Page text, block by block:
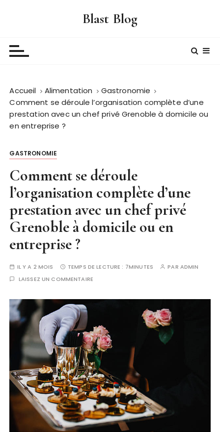
Blast Blog
Accueil Alimentation
Gastronomie
Comment se déroule l’organisation complète d’une
prestation avec un chef privé Grenoble à domicile ou
en entreprise ?
GASTRONOMIE
Comment se déroule
l’organisation complète d’une
prestation avec un chef privé
Grenoble à domicile ou en
entreprise ?
IL Y A 2 MOIS TEMPS DE LECTURE : 7MINUTES PAR ADMIN
LAISSEZ UN COMMENTAIRE